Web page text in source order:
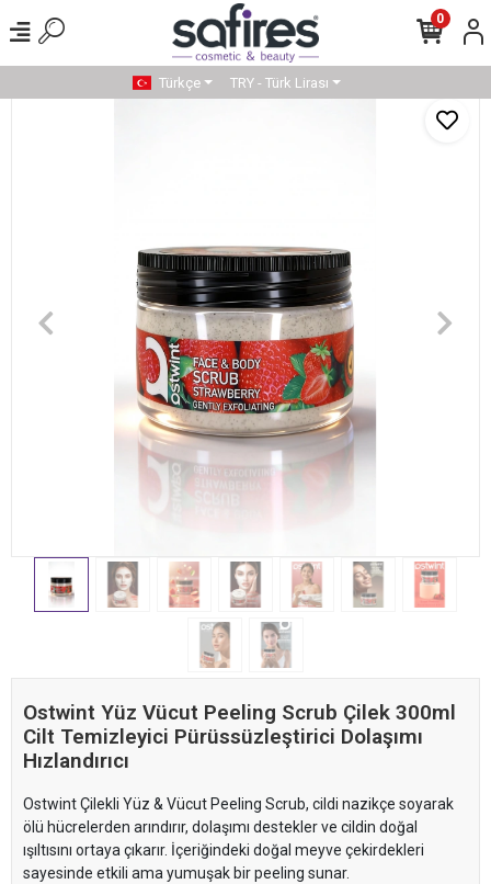
0
Türkçe TRY - Türk Lirası
Ostwint Yüz Vücut Peeling Scrub Çilek 300ml
Cilt Temizleyici Pürüssüzleştirici Dolaşımı
Hızlandırıcı
Ostwint Çilekli Yüz & Vücut Peeling Scrub, cildi nazikçe soyarak
ölü hücrelerden arındırır, dolaşımı destekler ve cildin doğal
ışıltısını ortaya çıkarır. İçeriğindeki doğal meyve çekirdekleri
sayesinde etkili ama yumuşak bir peeling sunar.